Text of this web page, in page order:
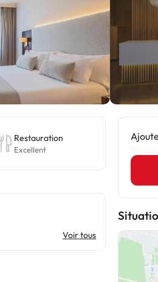
Restauration
Excellent
Voir tous